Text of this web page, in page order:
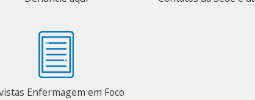
Enfermagem em Foco